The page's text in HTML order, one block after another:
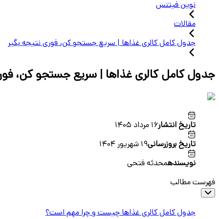
نوین فیتنس
مقالات
جدول كامل كالرى غذاها | سريع جستجو كن، فورى نتيجه بگير
جدول كامل كالرى غذاها | سريع جستجو كن،
تاریخ انتشار16 مرداد 1405
تاریخ بروزرسانی19 شهریور 1404
نویسندهمحدثه فتحی
فهرست مطالب
جدول كامل كالرى غذاها چیست و چرا مهم است؟